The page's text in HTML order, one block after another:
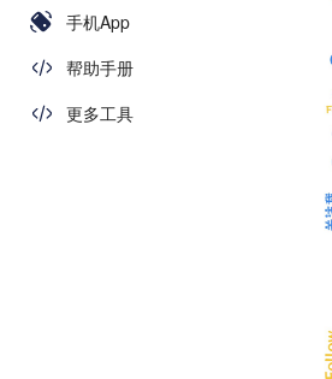
手机App
帮助手册
更多工具